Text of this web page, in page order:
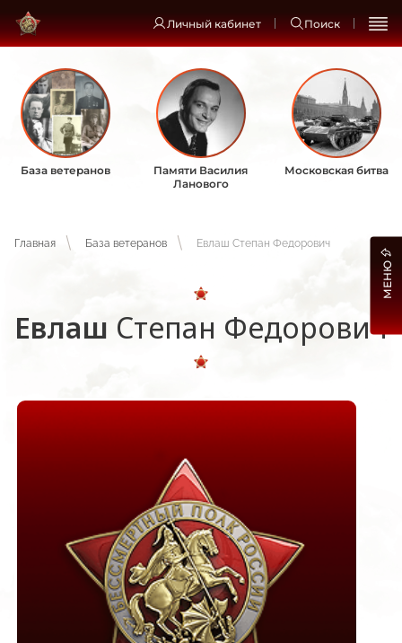
Личный кабинет Поиск
База ветеранов
Памяти Василия
Ланового
Московская битва
Главная База ветеранов Евлаш Степан Федорович
Евлаш Степан Федорович
МЕНЮ